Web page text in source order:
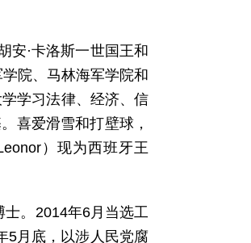
安·卡洛斯一世国王和
院、马林海军学院和
学习法律、经济、信
喜爱滑雪和打壁球，
）现为西班牙王
。2014年6月当选工
5月底，以涉人民党腐